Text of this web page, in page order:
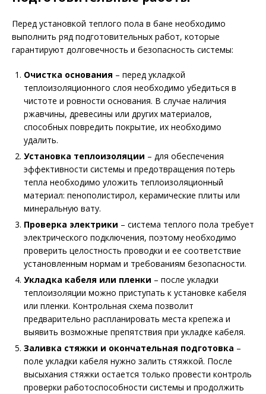
Перед установкой теплого пола в бане необходимо
выполнить ряд подготовительных работ, которые
гарантируют долговечность и безопасность системы:
Очистка основания – перед укладкой
теплоизоляционного слоя необходимо убедиться в
чистоте и ровности основания. В случае наличия
ржавчины, древесины или других материалов,
способных повредить покрытие, их необходимо
удалить.
Установка теплоизоляции – для обеспечения
эффективности системы и предотвращения потерь
тепла необходимо уложить теплоизоляционный
материал: пенополистирол, керамические плиты или
минеральную вату.
Проверка электрики – система теплого пола требует
электрического подключения, поэтому необходимо
проверить целостность проводки и ее соответствие
установленным нормам и требованиям безопасности.
Укладка кабеля или пленки – после укладки
теплоизоляции можно приступать к установке кабеля
или пленки. Контрольная схема позволит
предварительно распланировать места крепежа и
выявить возможные препятствия при укладке кабеля.
Заливка стяжки и окончательная подготовка –
поле укладки кабеля нужно залить стяжкой. После
высыхания стяжки остается только провести контроль
проверки работоспособности системы и продолжить